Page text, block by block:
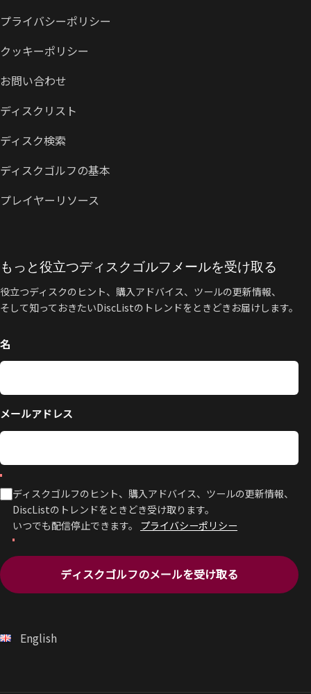
プライバシーポリシー
クッキーポリシー
お問い合わせ
ディスクリスト
ディスク検索
ディスクゴルフの基本
プレイヤーリソース
もっと役立つディスクゴルフメールを受け取る
役立つディスクのヒント、購入アドバイス、ツールの更新情報、
そして知っておきたいDiscListのトレンドをときどきお届けします。
名
メールアドレス
ディスクゴルフのヒント、購入アドバイス、ツールの更新情報、
DiscListのトレンドをときどき受け取ります。
いつでも配信停止できます。 プライバシーポリシー
ディスクゴルフのメールを受け取る
English